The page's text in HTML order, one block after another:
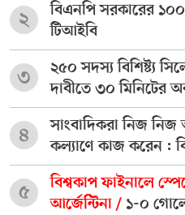
২
বিএনপি সরকারের
টিআইবি
৩
২৫০ সদস্য বিশিষ্ট্য
দাবীতে ৩০ মিনিটের
৪
সাংবাদিকরা নিজ নিজ
কল্যাণে কাজ করেন :
৫
বিশ্বকাপ ফাইনালে
আর্জেন্টিনা / ১-০